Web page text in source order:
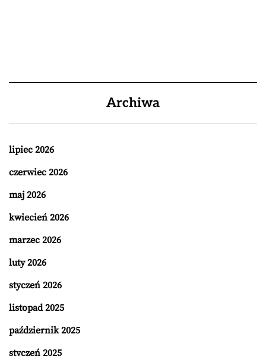
Archiwa
lipiec 2026
czerwiec 2026
maj 2026
kwiecień 2026
marzec 2026
luty 2026
styczeń 2026
listopad 2025
październik 2025
styczeń 2025